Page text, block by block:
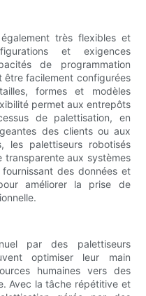
très flexibles et
et exigences
de programmation
être facilement configurées
formes et modèles
permet aux entrepôts
de palettisation, en
des clients ou aux
les palettiseurs robotisés
transparente aux systèmes
des données et
améliorer la prise de
par des palettiseurs
optimiser leur main
humaines vers des
Avec la tâche répétitive et